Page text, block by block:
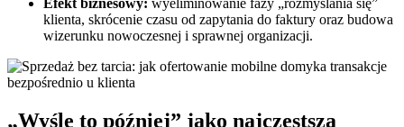
Efekt biznesowy: wyeliminowanie fazy „rozmyślania się”
klienta, skrócenie czasu od zapytania do faktury oraz budowa
wizerunku nowoczesnej i sprawnej organizacji.
„Wyślę to później” jako najczęstsza